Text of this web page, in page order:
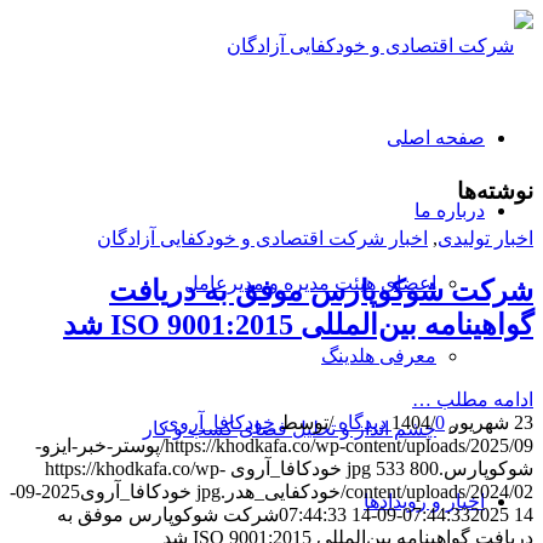
صفحه اصلی
درباره ما
اعضای هیئت مدیره و مدیرعامل
معرفی هلدینگ
چشم انداز و تحلیل فضای کسب و کار
اخبار و رویدادها
نوشته‌ها
اخبار تولیدی, اخبار شرکت اقتصادی و خودکفایی آزادگان
شرکت شوکوپارس موفق به دریافت
گواهینامه بین‌المللی ISO 9001:2015 شد
ادامه مطلب …
23 شهریور 1404
/0 دیدگاه /توسط خودکافا_آر‌وی
https://khodkafa.co/wp-content/uploads/2025/09/پوستر-خبر-ایزو-
شوکوپارس.jpg
533 800 خودکافا_آر‌وی https://khodkafa.co/wp-
content/uploads/2024/02/خودکفایی_هدر.jpg
خودکافا_آر‌وی
2025-09-
14 07:44:33
2025-09-14 07:44:33
شرکت شوکوپارس موفق به
دریافت گواهینامه بین‌المللی ISO 9001:2015 شد